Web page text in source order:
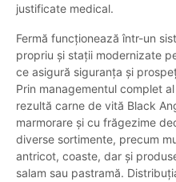
justificate medical.
Fermă funcționează într-un
propriu și stații modernizate
ce asigură siguranța și
Prin managementul complet
rezultă carne de vită Black
marmorare și cu frăgezime
diverse sortimente, precum
antricot, coaste, dar și
salam sau pastramă.